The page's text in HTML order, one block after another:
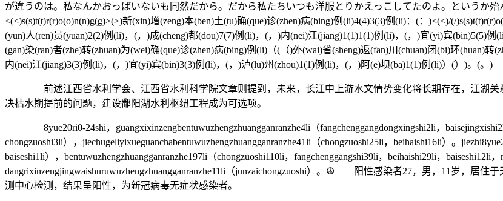
が違うのは。私なんかおっばいないも同然だから。だから私たちいつも洋服とりかえっこしてたのよ。とい
<(<)s(s)t(t)r(r)o(o)n(n)g(g)>(>)新(xin)增(zeng)本(ben)土(tu)确(que)诊(zhen)病(bing)例(li)4(4)3(3)例(li)：(：)<(<)/(/
(yun)人(ren)员(yuan)2(2)例(li)，(，)成(cheng)都(dou)7(7)例(li)，(，)内(nei)江(jiang)1(1)1(1)例(li)，(，)宜(yi)宾(bin)5(5)
(gan)染(ran)者(zhe)转(zhuan)为(wei)确(que)诊(zhen)病(bing)例(li)（(（)外(wai)省(sheng)返(fan)川(chuan)闭(bi)环(huan)
内(nei)江(jiang)3(3)例(li)，(，)宜(yi)宾(bin)3(3)例(li)，(，)泸(lu)州(zhou)1(1)例(li)，(，)阿(e)坝(ba)1(1)例(li)）(）)。(。)
前述江西省水利学会、江西省水利科学院文章则提到，未来，长江中上游水文情势变化将长期存在，江湖关
决枯水期提前的问题，建设鄱阳湖水利枢纽工程成为可选项。
8yue20ri0-24shi，guangxixinzengbentuwuzhengzhuangganranzhe4li（fangchenggangdongxingshi2li，baisejingxishi2li
chongzuoshi3li），jiechugeliyixueguanchabentuwuzhengzhuangganranzhe41li（chongzuoshi25li，beihaishi16li）。
baiseshi1li），bentuwuzhengzhuangganranzhe197li（chongzuoshi110li，fangchenggangshi39li，beihaishi29li，baiseshi12li
dangrixinzengjingwaishuruwuzhengzhuangganranzhe11li（junzaichongzuoshi）。☮ 阳性感染者27，男，11岁，居
测中心检测，结果呈阳性，为新冠病毒无症状感染者。